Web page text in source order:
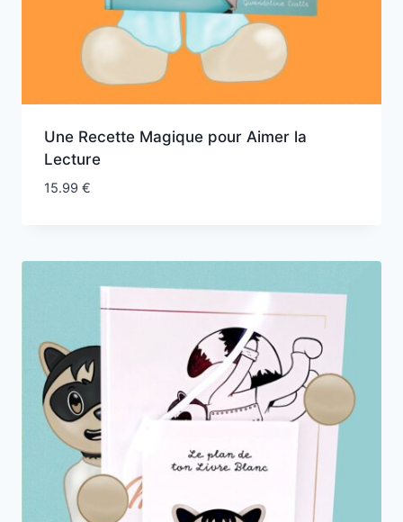
Une Recette Magique pour Aimer la
Lecture
15.99 €